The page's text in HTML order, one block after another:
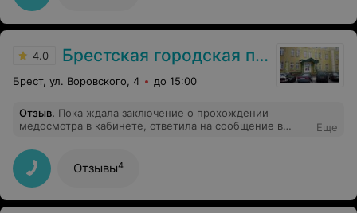
4.0 Брестская городская поликлиника №1
Брест, ул. Воровского, 4 до 15:00
Отзыв. Пока ждала заключение о прохождении
медосмотра в кабинете, ответила на сообщение в
выговор от специалиста за неуважение, выраженное в
использовании телефона.
Еще
Отзывы4